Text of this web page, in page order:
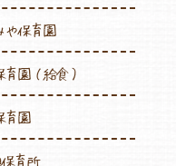
や保育園
園（給食）
育園
育所